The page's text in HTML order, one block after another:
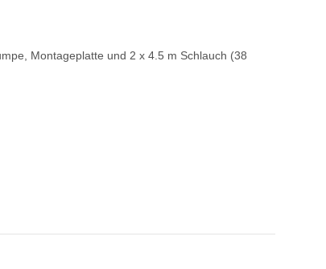
Montageplatte und 2 x 4.5 m Schlauch (38